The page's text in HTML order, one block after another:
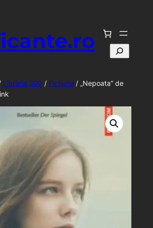
Caută
Librăria 300 / Ficțiune/ „Nepoata” de